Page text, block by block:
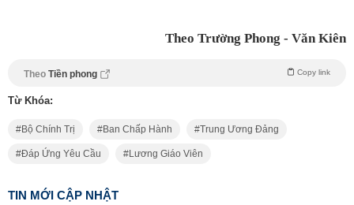
Theo Trường Phong - Văn Kiên
Theo Tiền phong Copy link
Từ Khóa:
Bộ Chính Trị Ban Chấp Hành Trung Ương Đảng
Đáp Ứng Yêu Cầu Lương Giáo Viên
TIN MỚI CẬP NHẬT